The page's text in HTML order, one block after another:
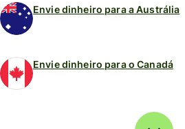
Envie dinheiro para a Austrália
Envie dinheiro para o Canadá